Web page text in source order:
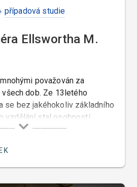
případová studie
Ellswortha M.
považován za
dob. Ze 13letého
se bez jakéhokoliv základního
vzdělání stal osobností
průmyslu a